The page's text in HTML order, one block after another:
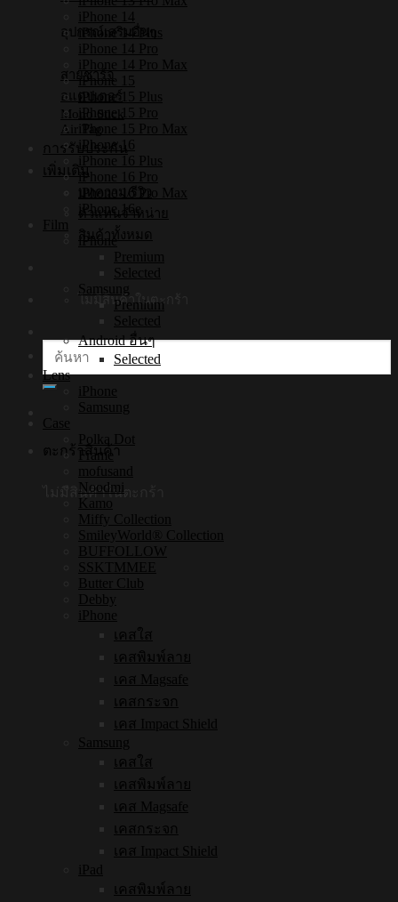
อุปกรณ์เสริมอื่นๆ
สายชาร์จ
อแดปเตอร์
Mono Stick
Air Tag
การรับประกัน
เพิ่มเติม
บทความ/รีวิว
ตัวแทนจำหน่าย
สินค้าทั้งหมด
ไม่มีสินค้าในตะกร้า
ค้นหา:
ตะกร้าสินค้า
ไม่มีสินค้าในตะกร้า
iPhone 14
iPhone 14 Plus
iPhone 14 Pro
iPhone 14 Pro Max
iPhone 15
iPhone 15 Plus
iPhone 15 Pro
iPhone 15 Pro Max
iPhone 16
iPhone 16 Plus
iPhone 16 Pro
iPhone 16 Pro Max
iPhone 16e
Film
iPhone
Premium
Selected
Samsung
Premium
Selected
Android อื่นๆ
Selected
Lens
iPhone
Samsung
Case
Polka Dot
Frame
mofusand
Noodmi
Kamo
Miffy Collection
SmileyWorld® Collection
BUFFOLLOW
SSKTMMEE
Butter Club
Debby
iPhone
เคสใส
เคสพิมพ์ลาย
เคส Magsafe
เคสกระจก
เคส Impact Shield
Samsung
เคสใส
เคสพิมพ์ลาย
เคส Magsafe
เคสกระจก
เคส Impact Shield
iPad
เคสพิมพ์ลาย